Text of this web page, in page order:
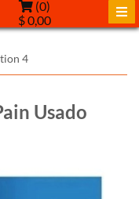
(0)
$ 0,00
4
Usado